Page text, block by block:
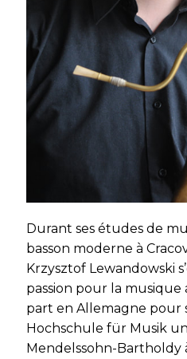
Durant ses études de
basson moderne à
Krzysztof Lewandowski
passion pour la musique
part en Allemagne pour
Hochschule für Musik
Mendelssohn-Bartholdy